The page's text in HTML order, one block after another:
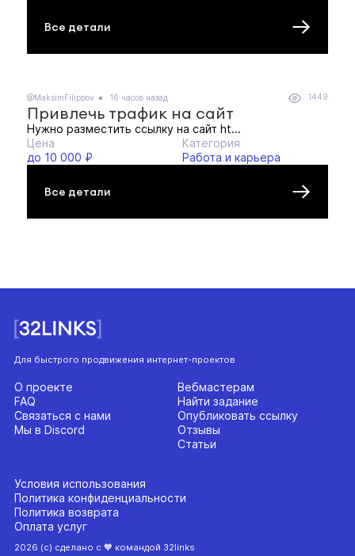
Все детали
@MaksimFilippov 16 часов назад 1449
Привлечь трафик на сайт
Нужно разместить ссылку на сайт ht...
Цена
до 10 000 ₽
Категория
Работа и карьера
Все детали
Для быстрого продвижения интернет-проектов
Вебмастерам
Найти задание
Опубликовать ссылку
Отзывы
Статьи
О проекте
FAQ
Связаться с нами
Мы в Discord
Условия использования
Политика конфиденциальности
Политика возврата
Оплата услуг
2026 (с) сделано с 🧡 командой 32links